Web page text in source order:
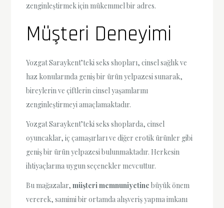
zenginleştirmek için mükemmel bir adres.
Müşteri Deneyimi
Yozgat Saraykent’teki seks shopları, cinsel sağlık ve
haz konularında geniş bir ürün yelpazesi sunarak,
bireylerin ve çiftlerin cinsel yaşamlarını
zenginleştirmeyi amaçlamaktadır.
Yozgat Saraykent’teki seks shoplarda, cinsel
oyuncaklar, iç çamaşırları ve diğer erotik ürünler gibi
geniş bir ürün yelpazesi bulunmaktadır. Herkesin
ihtiyaçlarına uygun seçenekler mevcuttur.
Bu mağazalar,müşteri memnuniyetine büyük önem
vererek, samimi bir ortamda alışveriş yapma imkanı